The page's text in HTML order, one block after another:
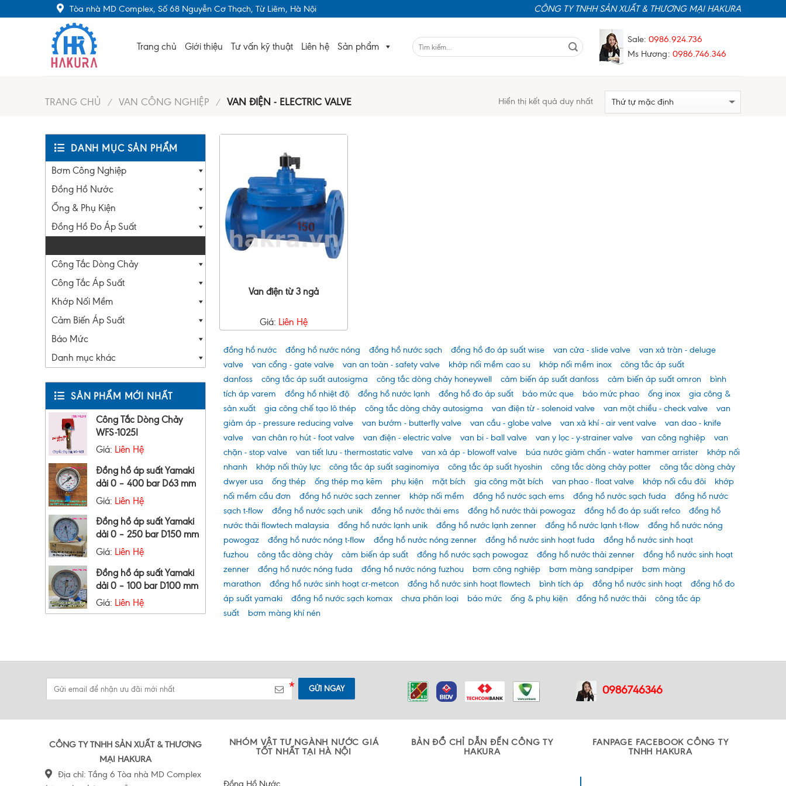
Tòa nhà MD Complex, Số 68 Nguyễn Cơ Thạch, Từ Liêm, Hà Nội CÔNG TY TNHH SẢN XUẤT & THƯƠNG MẠI HAKURA
Trang chủ Giới thiệu Sản phẩm
Tư vấn kỹ thuật Liên hệ
Sale: 0986.924.736
Ms Hương: 0986.746.346
TRANG CHỦ / VAN CÔNG NGHIỆP / VAN ĐIỆN - ELECTRIC VALVE Hiển thị kết quả duy nhất
DANH MỤC SẢN PHẨM
Bơm Công Nghiệp
Đồng Hồ Nước
Ống & Phụ Kiện
Đồng Hồ Đo Áp Suất
Công Tắc Dòng Chảy
Công Tắc Áp Suất
Khớp Nối Mềm
Cảm Biến Áp Suất
Báo Mức
Danh mục khác
SẢN PHẨM MỚI NHẤT
Công Tắc Dòng Chảy
WFS-1025I
Giá: Liên Hệ
Đồng hồ áp suất Yamaki
dải 0 – 400 bar D63 mm
Giá: Liên Hệ
Đồng hồ áp suất Yamaki
dải 0 – 250 bar D150 mm
Giá: Liên Hệ
Đồng hồ áp suất Yamaki
dải 0 – 100 bar D100 mm
Giá: Liên Hệ
Van điện từ 3 ngả
Giá: Liên Hệ
đồng hồ nước đồng hồ nước nóng đồng hồ nước sạch đồng hồ đo áp suất wise van cửa - slide valve
van xả tràn - deluge
valve
van cổng - gate valve van an toàn - safety valve khớp nối mềm cao su khớp nối mềm inox
công tắc áp suất
danfoss
công tắc áp suất autosigma công tắc dòng chảy honeywell cảm biến áp suất danfoss cảm biến áp suất omron
bình
tích áp varem
đồng hồ nhiệt độ đồng hồ nước lạnh đồng hồ đo áp suất báo mức que báo mức phao ống inox
gia công &
sản xuất
gia công chế tạo lô thép công tắc dòng chảy autosigma van điện từ - solenoid valve van một chiều - check valve
van
giảm áp - pressure reducing valve
van bướm - butterfly valve van cầu - globe valve van xả khí - air vent valve
van dao - knife
valve
van chân rọ hút - foot valve van điện - electric valve van bi - ball valve van y lọc - y-strainer valve van công nghiệp
van
chặn - stop valve
van tiết lưu - thermostatic valve van xả áp - blowoff valve búa nước giảm chấn - water hammer arrister
khớp nối
nhanh
khớp nối thủy lực công tắc áp suất saginomiya công tắc áp suất hyoshin công tắc dòng chảy potter
công tắc dòng chảy
dwyer usa
ống thép ống thép mạ kẽm phụ kiện mặt bích gia công mặt bích van phao - float valve khớp nối cầu đôi
khớp
nối mềm cầu đơn
đồng hồ nước sạch zenner khớp nối mềm đồng hồ nước sạch ems đồng hồ nước sạch fuda
đồng hồ nước
sạch t-flow
đồng hồ nước sạch unik đồng hồ nước thải ems đồng hồ nước thải powogaz đồng hồ đo áp suất refco
đồng hồ
nước thải flowtech malaysia
đồng hồ nước lạnh unik đồng hồ nước lạnh zenner đồng hồ nước lạnh t-flow
đồng hồ nước nóng
powogaz
đồng hồ nước nóng t-flow đồng hồ nước nóng zenner đồng hồ nước sinh hoạt fuda
đồng hồ nước sinh hoạt
fuzhou
công tắc dòng chảy cảm biến áp suất đồng hồ nước sạch powogaz đồng hồ nước thải zenner
đồng hồ nước sinh hoạt
zenner
đồng hồ nước nóng fuda đồng hồ nước nóng fuzhou bơm công nghiệp bơm màng sandpiper
bơm màng
marathon
đồng hồ nước sinh hoạt cr-metcon đồng hồ nước sinh hoạt flowtech bình tích áp đồng hồ nước sinh hoạt
đồng hồ đo
áp suất yamaki
đồng hồ nước sạch komax chưa phân loại báo mức ống & phụ kiện đồng hồ nước thải
công tắc áp
suất
bơm màng khí nén
GỬI NGAY 0986746346
CÔNG TY TNHH SẢN XUẤT & THƯƠNG
MẠI HAKURA
Địa chỉ: Tầng 6 Tòa nhà MD Complex
NHÓM VẬT TƯ NGÀNH NƯỚC GIÁ
TỐT NHẤT TẠI HÀ NỘI
Đồng Hồ Nước
BẢN ĐỒ CHỈ DẪN ĐẾN CÔNG TY
HAKURA
FANPAGE FACEBOOK CÔNG TY
TNHH HAKURA